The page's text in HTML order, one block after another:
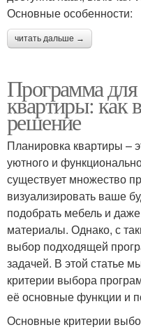
Основные особенности:
читать дальше →
Программа
квартиры: как
решение
Планировка квартиры –
уютного и
существует множество
визуализировать ваше
подобрать мебель и
материалы. Однако, с
выбор подходящей
задачей. В этой статье
критерии выбора
её основные функции и
Основные критерии